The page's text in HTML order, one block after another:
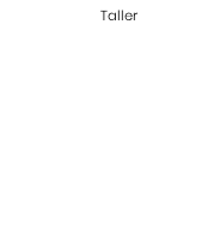
Taller